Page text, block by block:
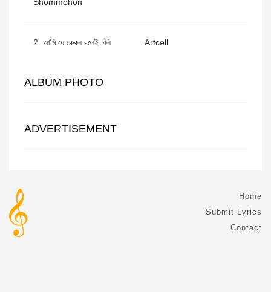
2. আমি যে কেবল বলেই চলি Artcell
ALBUM PHOTO
ADVERTISEMENT
Home
Submit Lyrics
Contact